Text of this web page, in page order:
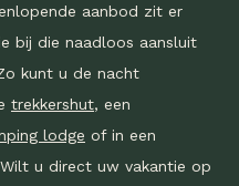
aanbod zit er
bij die naadloos aansluit
kunt u de nacht
trekkershut, een
lodge of in een
u direct uw vakantie op